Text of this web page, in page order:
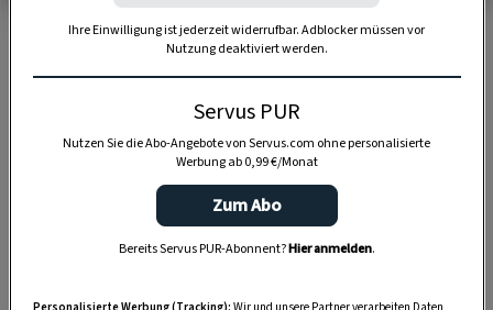
Ihre Einwilligung ist jederzeit widerrufbar. Adblocker müssen vor
Nutzung deaktiviert werden.
Servus PUR
Nutzen Sie die Abo-Angebote von Servus.com ohne personalisierte
Werbung ab 0,99 €/Monat
Zum Abo
Bereits Servus PUR-Abonnent?Hier anmelden.